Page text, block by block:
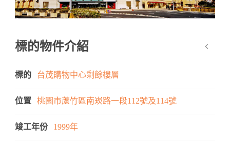
標的物件介紹
標的 台茂購物中心剩餘樓層
位置 桃園市蘆竹區南崁路一段112號及114號
竣工年份 1999年